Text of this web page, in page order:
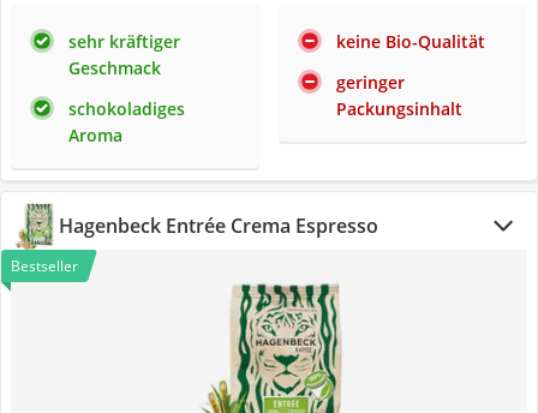
sehr kräftiger
Geschmack
schokoladiges
Aroma
keine Bio-Qualität
geringer
Packungsinhalt
Hagenbeck Entrée Crema Espresso
Bestseller